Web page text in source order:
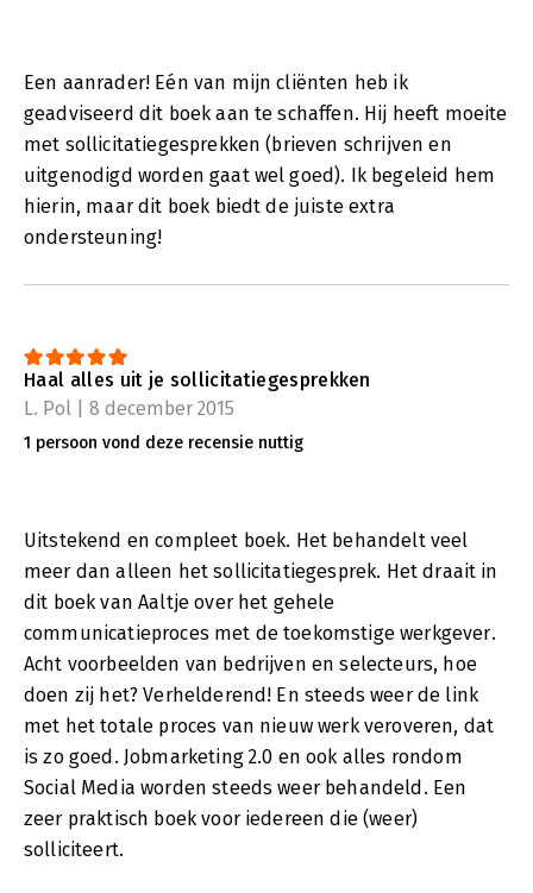
Een aanrader! Eén van mijn cliënten heb ik
geadviseerd dit boek aan te schaffen. Hij heeft moeite
met sollicitatiegesprekken (brieven schrijven en
uitgenodigd worden gaat wel goed). Ik begeleid hem
hierin, maar dit boek biedt de juiste extra
ondersteuning!
Haal alles uit je sollicitatiegesprekken
L. Pol | 8 december 2015
1 persoon vond deze recensie nuttig
Uitstekend en compleet boek. Het behandelt veel
meer dan alleen het sollicitatiegesprek. Het draait in
dit boek van Aaltje over het gehele
communicatieproces met de toekomstige werkgever.
Acht voorbeelden van bedrijven en selecteurs, hoe
doen zij het? Verhelderend! En steeds weer de link
met het totale proces van nieuw werk veroveren, dat
is zo goed. Jobmarketing 2.0 en ook alles rondom
Social Media worden steeds weer behandeld. Een
zeer praktisch boek voor iedereen die (weer)
solliciteert.